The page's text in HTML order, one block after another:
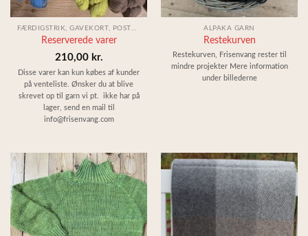
FÆRDIGSTRIK, GAVEKORT, POSTKORT & KNAPPER
Reserverede varer
210,00 kr.
Disse varer kan kun købes af kunder
på venteliste. Ønsker du at blive
skrevet op til garn vi pt. ikke har på
lager, send en mail til
info@frisenvang.com
ALPAKA GARN
Restekurven
Restekurven, Frisenvang rester til
mindre projekter Mere information
under billederne